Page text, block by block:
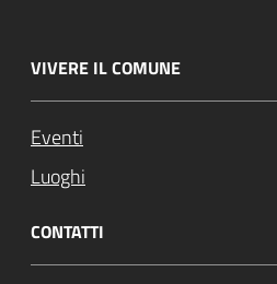
VIVERE IL COMUNE
Eventi
Luoghi
CONTATTI